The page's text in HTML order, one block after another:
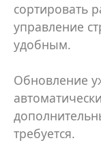
сортировать
управление
удобным.
Обновление
требуется.